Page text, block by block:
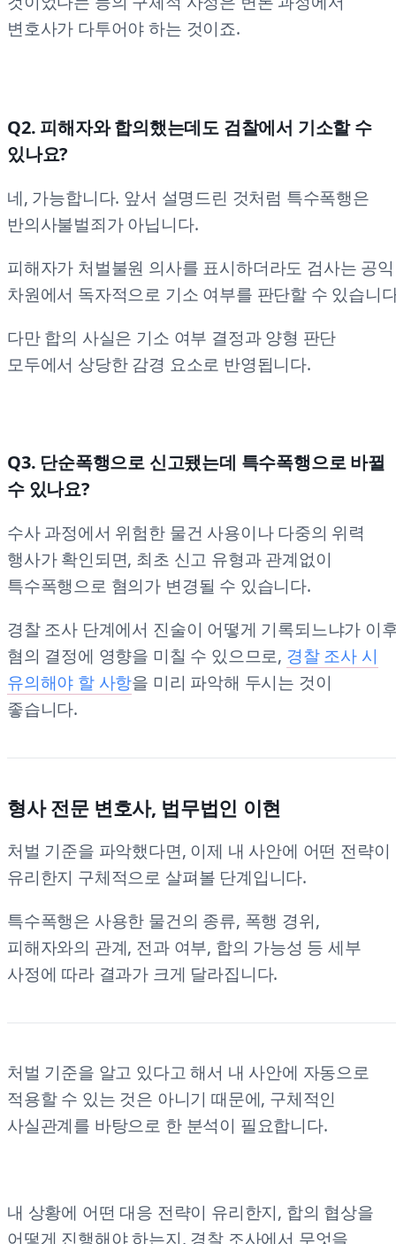
변호사가 다투어야 하는 것이죠.
Q2. 피해자와 합의했는데도 검찰에서 기소할 수
있나요?
네, 가능합니다. 앞서 설명드린 것처럼 특수폭행은
반의사불벌죄가 아닙니다.
피해자가 처벌불원 의사를 표시하더라도 검사는 공익
차원에서 독자적으로 기소 여부를 판단할 수 있습니
다만 합의 사실은 기소 여부 결정과 양형 판단
모두에서 상당한 감경 요소로 반영됩니다.
Q3. 단순폭행으로 신고됐는데 특수폭행으로 바뀔
수 있나요?
수사 과정에서 위험한 물건 사용이나 다중의 위력
행사가 확인되면, 최초 신고 유형과 관계없이
특수폭행으로 혐의가 변경될 수 있습니다.
경찰 조사 단계에서 진술이 어떻게 기록되느냐가 이
혐의 결정에 영향을 미칠 수 있으므로, 경찰 조사 시
유의해야 할 사항을 미리 파악해 두시는 것이
좋습니다.
형사 전문 변호사, 법무법인 이현
처벌 기준을 파악했다면, 이제 내 사안에 어떤 전략이
유리한지 구체적으로 살펴볼 단계입니다.
특수폭행은 사용한 물건의 종류, 폭행 경위,
피해자와의 관계, 전과 여부, 합의 가능성 등 세부
사정에 따라 결과가 크게 달라집니다.
처벌 기준을 알고 있다고 해서 내 사안에 자동으로
적용할 수 있는 것은 아니기 때문에, 구체적인
사실관계를 바탕으로 한 분석이 필요합니다.
내 상황에 어떤 대응 전략이 유리한지, 합의 협상을
어떻게 진행해야 하는지, 경찰 조사에서 무엇을